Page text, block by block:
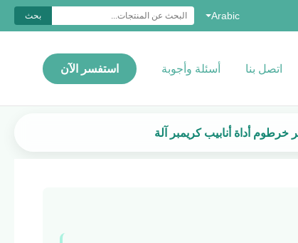
Arabic بحث
اتصل بنا أسئلة وأجوبة استفسر الآن